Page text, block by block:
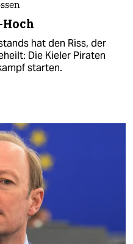
hat den Riss, der
Die Kieler Piraten
starten.